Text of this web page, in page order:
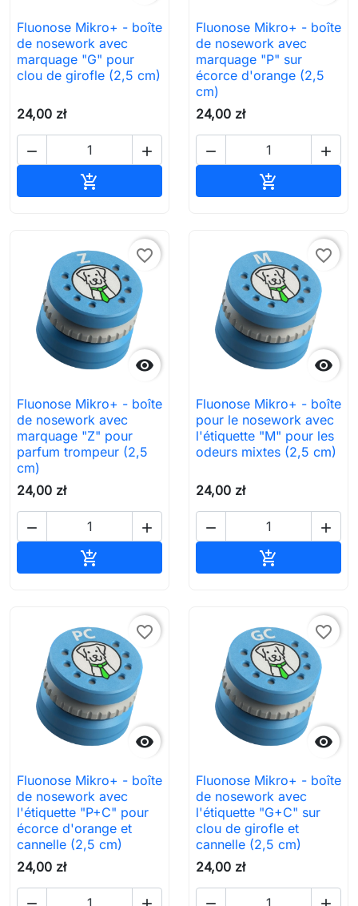
Fluonose Mikro+ - boîte
de nosework avec
marquage "G" pour
clou de girofle (2,5 cm)
24,00 zł
 

Fluonose Mikro+ - boîte
de nosework avec
marquage "P" sur
écorce d'orange (2,5
cm)
24,00 zł
 


favorite_border
Fluonose Mikro+ - boîte
de nosework avec
marquage "Z" pour
parfum trompeur (2,5
cm)
24,00 zł
 


favorite_border
Fluonose Mikro+ - boîte
pour le nosework avec
l'étiquette "M" pour les
odeurs mixtes (2,5 cm)
24,00 zł
 


favorite_border
Fluonose Mikro+ - boîte
de nosework avec
l'étiquette "P+C" pour
écorce d'orange et
cannelle (2,5 cm)
24,00 zł

favorite_border
Fluonose Mikro+ - boîte
de nosework avec
l'étiquette "G+C" sur
clou de girofle et
cannelle (2,5 cm)
24,00 zł